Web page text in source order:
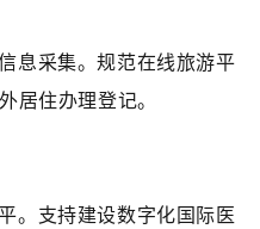
息采集。规范在线旅游平
居住办理登记。
。支持建设数字化国际医